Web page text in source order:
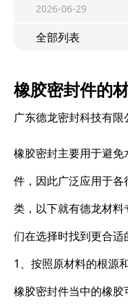
2026-06-29
全部列表
橡胶密封件的
广东德龙密封科技有限
橡胶密封主要用于避
件，因此广泛应用于
类，以下就有德龙材
们在选择时找到更合适
1、按照原材料的根源
橡胶密封件当中的橡